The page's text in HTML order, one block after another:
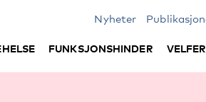
Nyheter
FUNKSJONSHINDER